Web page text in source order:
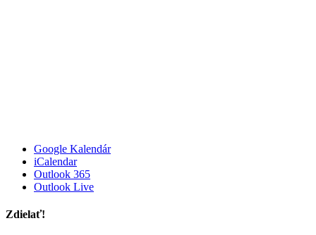
Google Kalendár
iCalendar
Outlook 365
Outlook Live
Zdielať!